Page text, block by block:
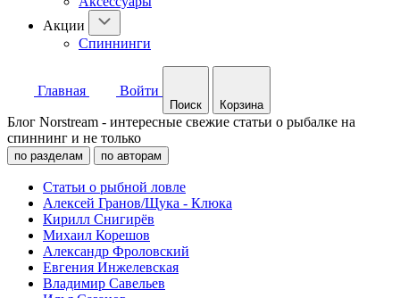
Акции
Спиннинги
Главная Войти
Поиск Корзина
Блог Norstream - интересные свежие статьи о рыбалке на
спиннинг и не только
по разделам по авторам
Статьи о рыбной ловле
Алексей Гранов/Щука - Клюка
Кирилл Снигирёв
Михаил Корешов
Александр Фроловский
Евгения Инжелевская
Владимир Савельев